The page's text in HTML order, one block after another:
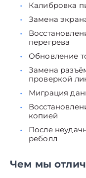
Калибровка
Замена
перегрева
Обновление
Замена
проверкой
Миграция
копией
После
реболл
Чем мы